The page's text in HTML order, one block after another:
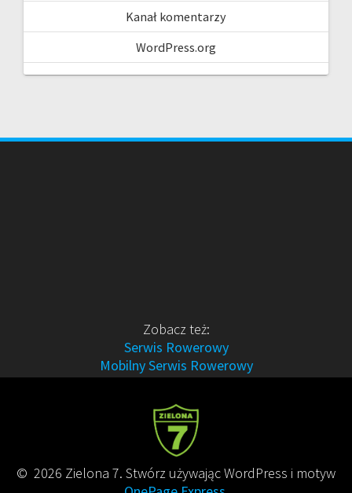
Kanał komentarzy
WordPress.org
Zobacz też:
Serwis Rowerowy
Mobilny Serwis Rowerowy
© 2026 Zielona 7. Stwórz używając WordPress i motyw